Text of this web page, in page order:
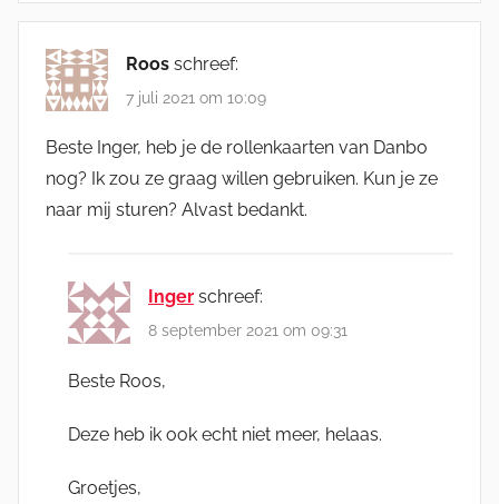
Roos schreef:
7 juli 2021 om 10:09
Beste Inger, heb je de rollenkaarten van Danbo
nog? Ik zou ze graag willen gebruiken. Kun je ze
naar mij sturen? Alvast bedankt.
Inger schreef:
8 september 2021 om 09:31
Beste Roos,
Deze heb ik ook echt niet meer, helaas.
Groetjes,